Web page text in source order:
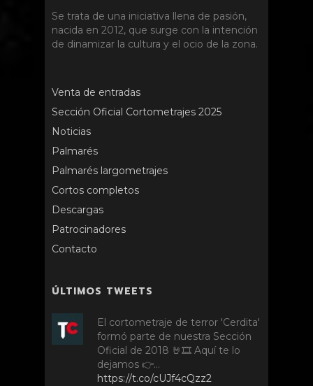
Se trata de una iniciativa llena de pasión,
nacida en 2012, que surge con la intención
de dinamizar la cultura y el ocio de la zona.
Venta de entradas
Sección Oficial Cortometrajes 2025
Noticias
Palmarés
Palmarés largometrajes
Cortos completos
Descargas
Patrocinadores
Contacto
ÚLTIMOS TWEETS
El cortometraje de terror 'Cerdita'
formó parte de nuestra Sección
Oficial de 2018 🤘🎞️ Aquí te lo
dejamos 👉…
https://t.co/cUJf4cQzz2